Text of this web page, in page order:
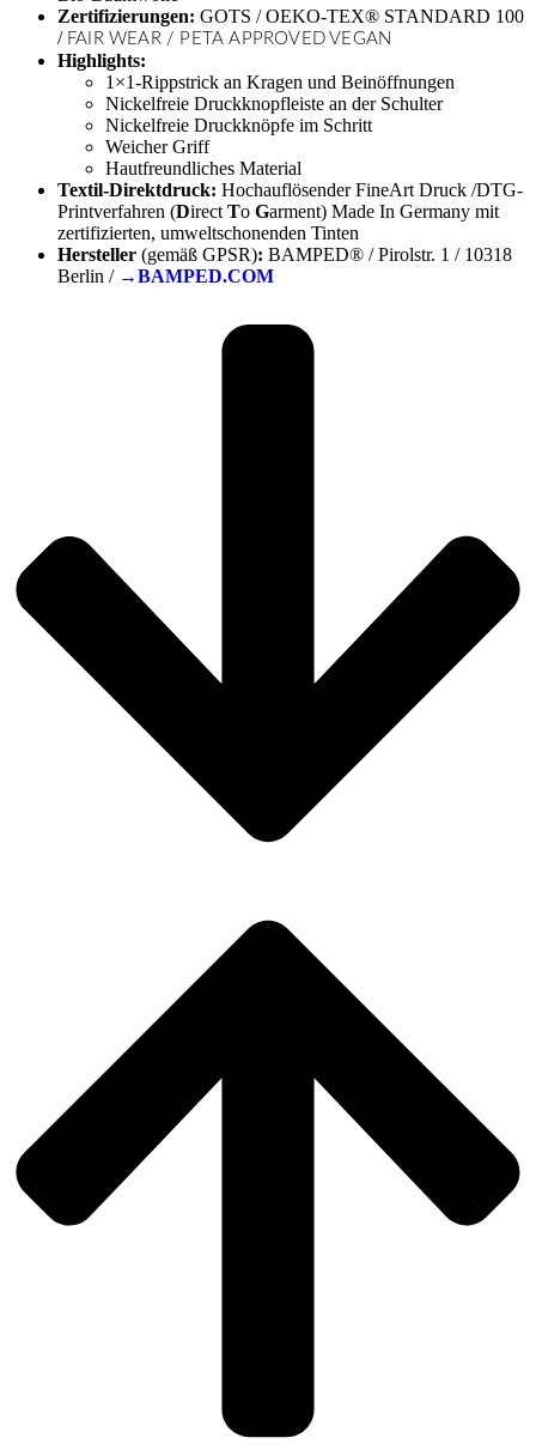
Zertifizierungen: GOTS / OEKO-TEX® STANDARD 100
/ FAIR WEAR / PETA APPROVED VEGAN
Highlights:
1×1-Rippstrick an Kragen und Beinöffnungen
Nickelfreie Druckknopfleiste an der Schulter
Nickelfreie Druckknöpfe im Schritt
Weicher Griff
Hautfreundliches Material
Textil-Direktdruck: Hochauflösender FineArt Druck /DTG-
Printverfahren (Direct To Garment) Made In Germany mit
zertifizierten, umweltschonenden Tinten
Hersteller (gemäß GPSR): BAMPED® / Pirolstr. 1 / 10318
Berlin / →BAMPED.COM